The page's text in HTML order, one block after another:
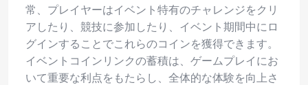
常、プレイヤーはイベント特有のチャレンジをクリ
アしたり、競技に参加したり、イベント期間中にロ
グインすることでこれらのコインを獲得できます。
イベントコインリンクの蓄積は、ゲームプレイにお
いて重要な利点をもたらし、全体的な体験を向上さ